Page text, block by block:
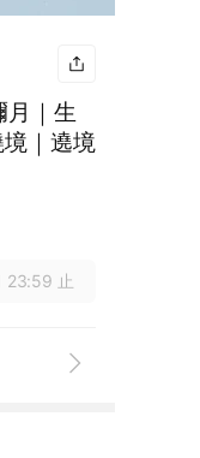
月｜生
｜遶境
23:59 止